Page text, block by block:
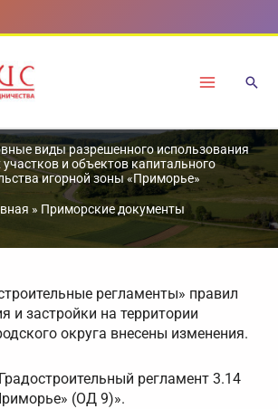
виды разрешенного использования
и объектов капитального
игорной зоны «Приморье»
» Приморские документы
регламенты» правил
и застройки на территории
округа внесены изменения.
регламент 3.14
(ОД 9)».